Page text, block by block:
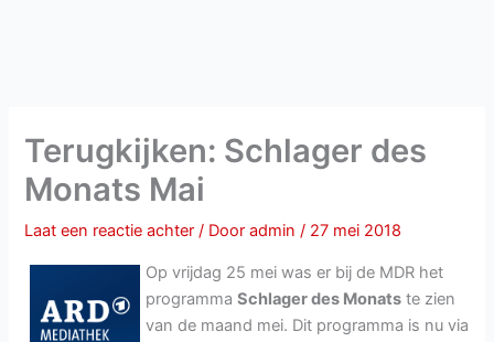
Terugkijken: Schlager des
Monats Mai
Laat een reactie achter / Dooradmin/ 27 mei 2018
Op vrijdag 25 mei was er bij de MDR het
programmaSchlager des Monats te zien
van de maand mei. Dit programma is nu via